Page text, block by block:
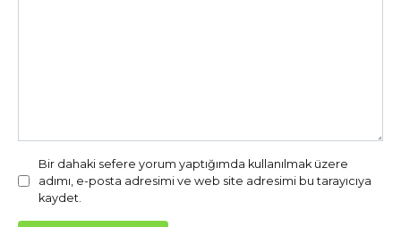
Bir dahaki sefere yorum yaptığımda kullanılmak üzere
adımı, e-posta adresimi ve web site adresimi bu tarayıcıya
kaydet.